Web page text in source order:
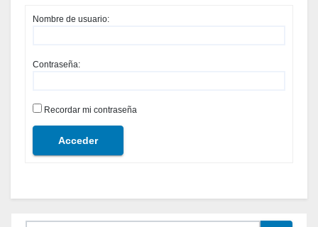
Nombre de usuario:
Contraseña:
Recordar mi contraseña
Acceder